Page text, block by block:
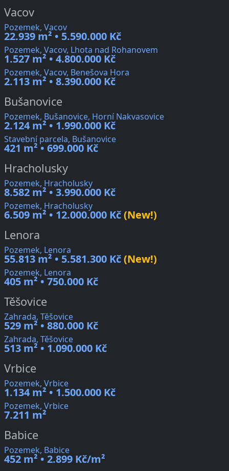
Vacov
Pozemek, Vacov
22.939 m² • 5.590.000 Kč
Pozemek, Vacov, Lhota nad Rohanovem
1.527 m² • 4.800.000 Kč
Pozemek, Vacov, Benešova Hora
2.113 m² • 8.390.000 Kč
Bušanovice
Pozemek, Bušanovice, Horní Nakvasovice
2.124 m² • 1.990.000 Kč
Stavební parcela, Bušanovice
421 m² • 699.000 Kč
Hracholusky
Pozemek, Hracholusky
8.582 m² • 3.990.000 Kč
Pozemek, Hracholusky
6.509 m² • 12.000.000 Kč(New!)
Lenora
Pozemek, Lenora
55.813 m² • 5.581.300 Kč(New!)
Pozemek, Lenora
405 m² • 750.000 Kč
Těšovice
Zahrada, Těšovice
529 m² • 880.000 Kč
Zahrada, Těšovice
513 m² • 1.090.000 Kč
Vrbice
Pozemek, Vrbice
1.134 m² • 1.500.000 Kč
Pozemek, Vrbice
7.211 m²
Babice
Pozemek, Babice
452 m² • 2.899 Kč/m²